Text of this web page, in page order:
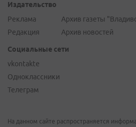
Издательство
Реклама
Редакция
Архив газеты
Архив новостей
Социальные сети
vkontakte
Одноклассники
Телеграм
На данном сайте распространяется